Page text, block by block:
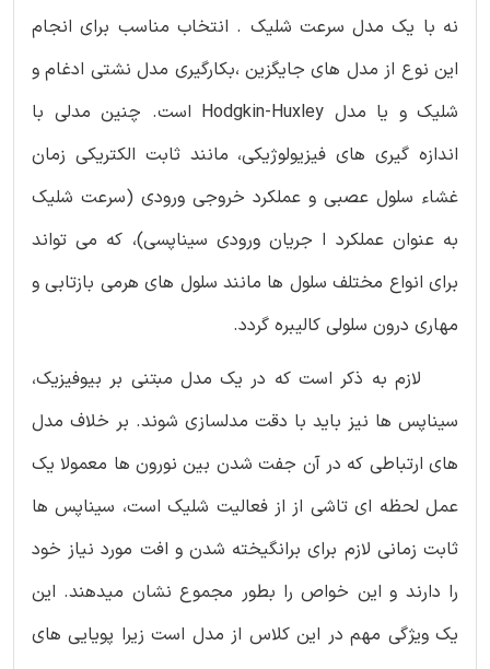
نه با یک مدل سرعت شلیک . انتخاب مناسب برای انجام
این نوع از مدل های جایگزین ،بکارگیری مدل نشتی ادغام و
شلیک و یا مدل Hodgkin-Huxley است. چنین مدلی با
اندازه گیری های فیزیولوژیکی، مانند ثابت الکتریکی زمان
غشاء سلول عصبی و عملکرد خروجی ورودی (سرعت شلیک
به عنوان عملکرد ا جریان ورودی سیناپسی)، که می تواند
برای انواع مختلف سلول ها مانند سلول های هرمی بازتابی و
مهاری درون سلولی کالیبره گردد.
لازم به ذکر است که در یک مدل مبتنی بر بیوفیزیک،
سیناپس ها نیز باید با دقت مدلسازی شوند. بر خلاف مدل
های ارتباطی که در آن جفت شدن بین نورون ها معمولا یک
عمل لحظه ای تاشی از از فعالیت شلیک است، سیناپس ها
ثابت زمانی لازم برای برانگیخته شدن و افت مورد نیاز خود
را دارند و این خواص را بطور مجموع نشان میدهند. این
یک ویژگی مهم در این کلاس از مدل است زیرا پویایی های